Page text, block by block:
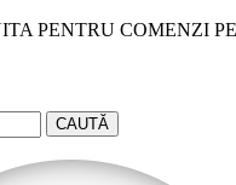
PENTRU COMENZI
CAUTĂ